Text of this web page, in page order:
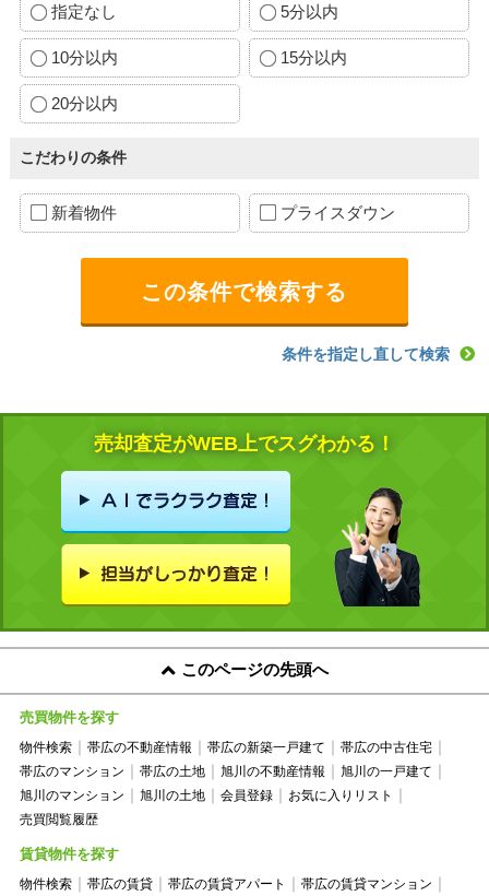
指定なし 5分以内
10分以内 15分以内
20分以内
こだわりの条件
新着物件 プライスダウン
条件を指定し直して検索
売却査定がWEB上でスグわかる！
このページの先頭へ
売買物件を探す
物件検索 帯広の不動産情報 帯広の新築一戸建て
帯広の中古住宅
帯広のマンション
帯広の土地 旭川の不動産情報
旭川の一戸建て
旭川のマンション
旭川の土地 会員登録
お気に入りリスト
売買閲覧履歴
賃貸物件を探す
物件検索 帯広の賃貸 帯広の賃貸アパート
帯広の賃貸マンション